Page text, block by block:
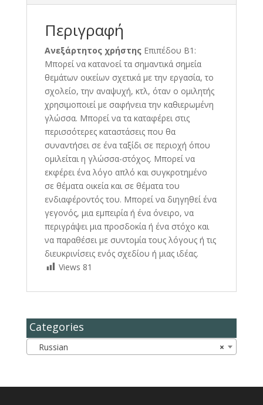
Περιγραφή
Ανεξάρτητος χρήστηςΕπιπέδου Β1:
Μπορεί να κατανοεί τα σημαντικά σημεία
θεμάτων οικείων σχετικά με την εργασία, το
σχολείο, την αναψυχή, κτλ, όταν ο ομιλητής
χρησιμοποιεί με σαφήνεια την καθιερωμένη
γλώσσα. Μπορεί να τα καταφέρει στις
περισσότερες καταστάσεις που θα
συναντήσει σε ένα ταξίδι σε περιοχή όπου
ομιλείται η γλώσσα-στόχος. Μπορεί να
εκφέρει ένα λόγο απλό και συγκροτημένο
σε θέματα οικεία και σε θέματα του
ενδιαφέροντός του. Μπορεί να διηγηθεί ένα
γεγονός, μια εμπειρία ή ένα όνειρο, να
περιγράψει μια προσδοκία ή ένα στόχο και
να παραθέσει με συντομία τους λόγους ή τις
διευκρινίσεις ενός σχεδίου ή μιας ιδέας.
Views 81
Categories
×
Russian